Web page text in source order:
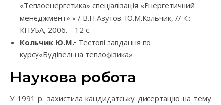
«Теплоенергетика» спеціалізація «Енергетичний
менеджмент» » / В.П.Азутов. Ю.М.Кольчик, // К.:
КНУБА, 2006. – 12 с.
Кольчик Ю.М.• Тестові завдання по
курсу«Будівельна теплофізика»
Наукова робота
У 1991 р. захистила кандидатську дисертацію на тему